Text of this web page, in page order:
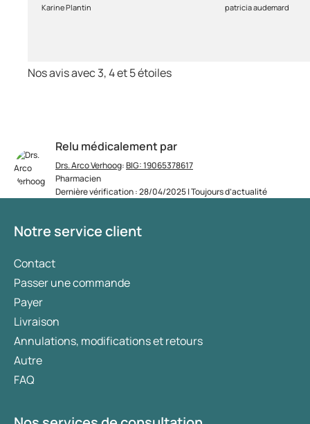
Relu médicalement par
Drs. Arco Verhoog:BIG: 19065378617
Pharmacien
Dernière vérification : 28/04/2025 | Toujours d’actualité
Karine Plantin patricia audemard
Nos avis avec 3, 4 et 5 étoiles
Notre service client
Contact
Passer une commande
Payer
Livraison
Annulations, modifications et retours
Autre
FAQ